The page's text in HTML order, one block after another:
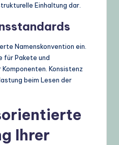
Einhaltung dar.
Namenskonvention ein.
für Pakete und
Konsistenz
beim Lesen der
Ihrer